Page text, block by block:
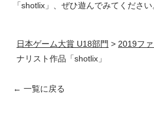
「shotlix」、ぜひ遊んでみてください
日本ゲーム大賞 U18部門 > 2019フ
ナリスト作品「shotlix」
← 一覧に戻る